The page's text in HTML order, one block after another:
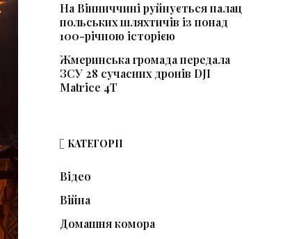
На Вінниччині руйнується палац
польських шляхтичів із понад
100-річною історією
Жмеринська громада передала
ЗСУ 28 сучасних дронів DJI
Matrice 4T
КАТЕГОРІЇ
Відео
Війна
Домашня комора